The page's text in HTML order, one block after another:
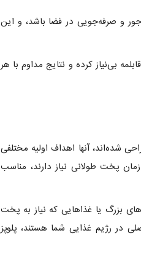
و صرفه‌جویی در فضا باشد، و این
بی‌نیاز کرده و نتایج مداوم با هر
شده‌اند، آنها اهداف اولیه مختلفی
پخت طولانی نیاز دارند، مناسب
بزرگ یا غذاهایی که نیاز به پخت
در رژیم غذایی شما هستند، پلوپز